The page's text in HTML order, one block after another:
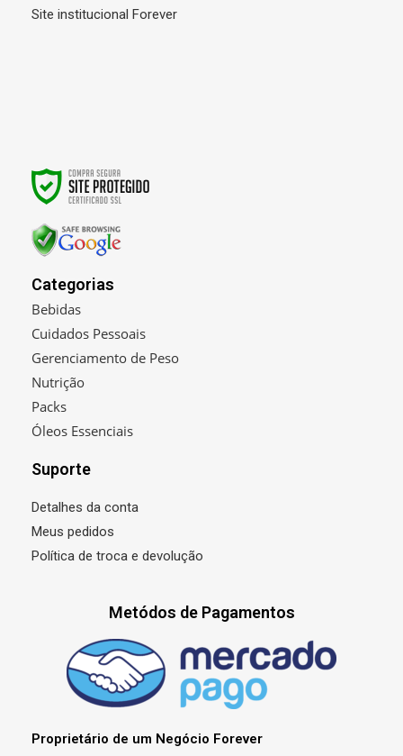
Site institucional Forever
Categorias
Bebidas
Cuidados Pessoais
Gerenciamento de Peso
Nutrição
Packs
Óleos Essenciais
Suporte
Detalhes da conta
Meus pedidos
Política de troca e devolução
Metódos de Pagamentos
Proprietário de um Negócio Forever